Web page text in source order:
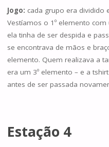
Jogo: cada grupo era dividido
Vestíamos o 1º elemento
ela tinha de ser despida e
se encontrava de mãos e
elemento. Quem realizava a
era um 3º elemento – e a
antes de ser passada
Estação 4